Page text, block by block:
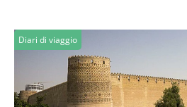
Diari di viaggio